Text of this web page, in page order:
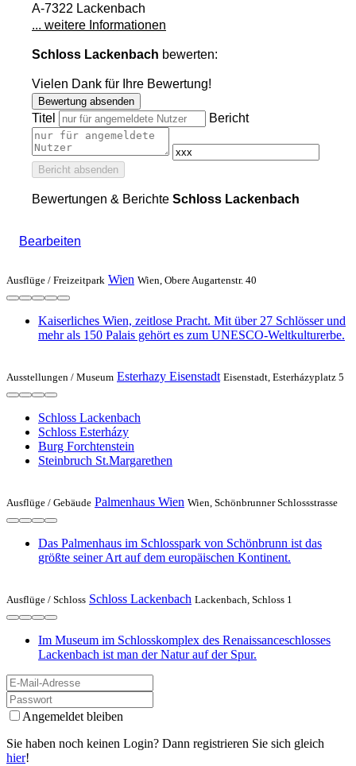
A-7322 Lackenbach
... weitere Informationen
Schloss Lackenbach bewerten:
Vielen Dank für Ihre Bewertung!
Bewertung absenden
Titel Bericht
Bericht absenden
Bewertungen & Berichte Schloss Lackenbach
Bearbeiten
Ausflüge / Freizeitpark Wien Wien, Obere Augartenstr. 40
Kaiserliches Wien, zeitlose Pracht. Mit über 27 Schlösser und
mehr als 150 Palais gehört es zum UNESCO-Weltkulturerbe.
Ausstellungen / Museum Esterhazy Eisenstadt Eisenstadt, Esterházyplatz 5
Schloss Lackenbach
Schloss Esterházy
Burg Forchtenstein
Steinbruch St.Margarethen
Ausflüge / Gebäude Palmenhaus Wien Wien, Schönbrunner Schlossstrasse
Das Palmenhaus im Schlosspark von Schönbrunn ist das
größte seiner Art auf dem europäischen Kontinent.
Ausflüge / Schloss Schloss Lackenbach Lackenbach, Schloss 1
Im Museum im Schlosskomplex des Renaissanceschlosses
Lackenbach ist man der Natur auf der Spur.
Angemeldet bleiben
Sie haben noch keinen Login? Dann registrieren Sie sich gleich
hier!